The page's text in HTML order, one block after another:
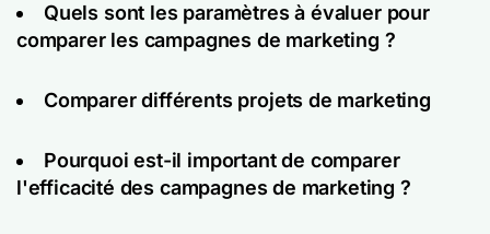
Quels sont les paramètres à évaluer pour
comparer les campagnes de marketing ?
Comparer différents projets de marketing
Pourquoi est-il important de comparer
l'efficacité des campagnes de marketing ?